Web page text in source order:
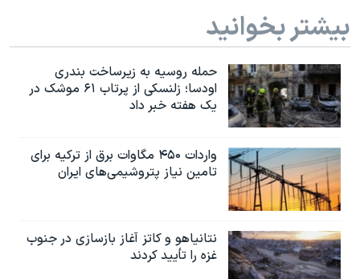
بیشتر بخوانید
حمله روسیه به زیرساخت بندری
اودسا؛ زلنسکی از پرتاب ۶۱ موشک در
یک هفته خبر داد
واردات ۴۵۰ مگاوات برق از ترکیه برای
تامین نیاز پتروشیمی‌های ایران
نتانیاهو و کاتز آغاز بازسازی در جنوب
غزه را تأیید کردند